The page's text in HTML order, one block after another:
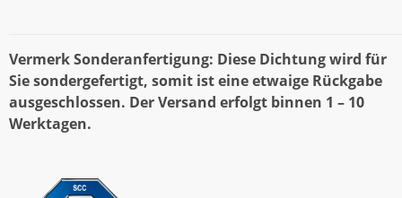
Vermerk Sonderanfertigung: Diese Dichtung wird für
Sie sondergefertigt, somit ist eine etwaige Rückgabe
ausgeschlossen. Der Versand erfolgt binnen 1 – 10
Werktagen.